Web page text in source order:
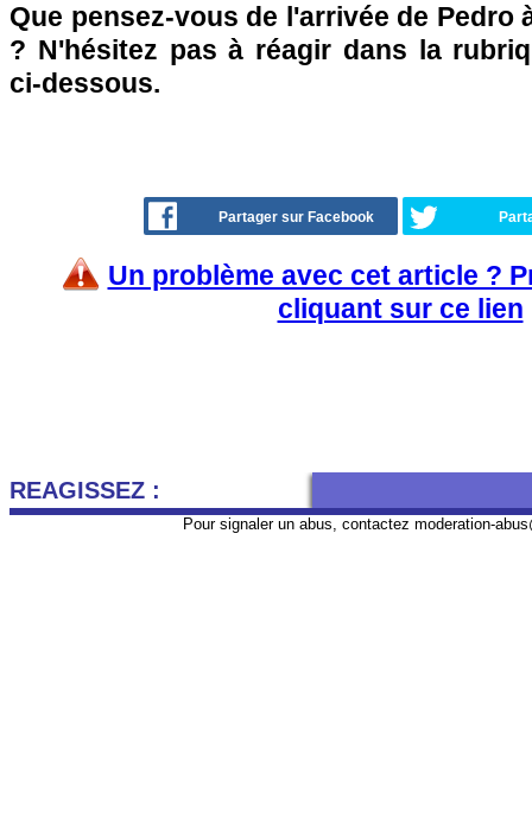
Que pensez-vous de l'arrivée de Pedro
? N'hésitez pas à réagir dans la
ci-dessous.
Partager sur Facebook
Un problème avec cet article ?
cliquant sur ce lien
REAGISSEZ :
Pour signaler un abus, contactez moderation-